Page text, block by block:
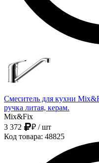
Смеситель для кухни
ручка литая, керам.
Mix&Fix
3 372
₽ / шт
Код товара: 48825